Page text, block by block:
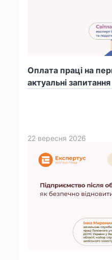
Оплата праці на
актуальні запитання
22 вересня 2026